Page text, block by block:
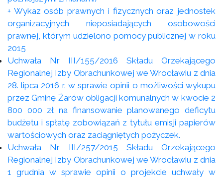
+ Wykaz osób prawnych i fizycznych oraz jednostek
organizacyjnych nieposiadających osobowości
prawnej, którym udzielono pomocy publicznej w roku
2015
Uchwała Nr III/155/2016 Składu Orzekającego
Regionalnej Izby Obrachunkowej we Wrocławiu z dnia
28. lipca 2016 r. w sprawie opinii o możliwości wykupu
przez Gminę Żarów obligacji komunalnych w kwocie 2
800 000 zł na finansowanie planowanego deficytu
budżetu i spłatę zobowiązań z tytułu emisji papierów
wartościowych oraz zaciągniętych pożyczek.
Uchwała Nr III/257/2015 Składu Orzekającego
Regionalnej Izby Obrachunkowej we Wrocławiu z dnia
1 grudnia w sprawie opinii o projekcie uchwały w